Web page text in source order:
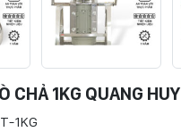
CHẢ 1KG QUANG HUY
1KG